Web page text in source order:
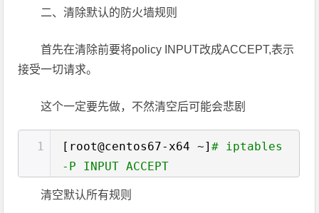
二、清除默认的防火墙规则
首先在清除前要将policy INPUT改成ACCEPT,表示
接受一切请求。
这个一定要先做，不然清空后可能会悲剧
1 [root@centos67-x64 ~]# iptables
-P INPUT ACCEPT
清空默认所有规则